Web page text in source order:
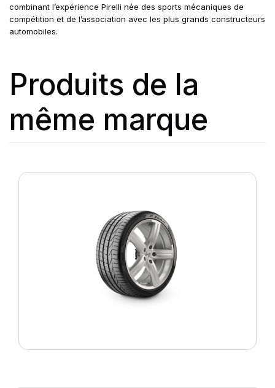
combinant l’expérience Pirelli née des sports mécaniques de
compétition et de l’association avec les plus grands constructeurs
automobiles.
Produits de la
même marque